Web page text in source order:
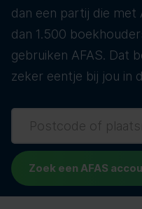
dan een partij die met
dan 1.500
gebruiken AFAS. Dat
zeker eentje bij jou in